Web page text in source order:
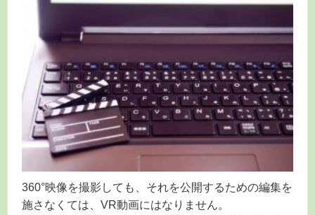
360°映像を撮影しても、それを公開するための編集を
施さなくては、VR動画にはなりません。